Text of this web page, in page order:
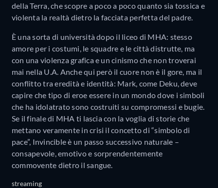
della Terra, che scopre a poco a poco quanto sia tossica e
violenta la realtà dietro la facciata perfetta del padre.
È una sorta di università dopo il liceo di MHA: stesso
amore per i costumi, le squadre e le città distrutte, ma
con una violenza grafica e un cinismo che non troverai
mai nella U.A. Anche qui però il cuore non è il gore, ma il
conflitto tra eredità e identità: Mark, come Deku, deve
capire che tipo di eroe essere in un mondo dove i simboli
che ha idolatrato sono costruiti su compromessi e bugie.
Se il finale di MHA ti lascia con la voglia di storie che
mettano veramente in crisi il concetto di “simbolo di
pace”, Invincible è un passo successivo naturale –
consapevole, emotivo e sorprendentemente
commovente dietro il sangue.
streaming